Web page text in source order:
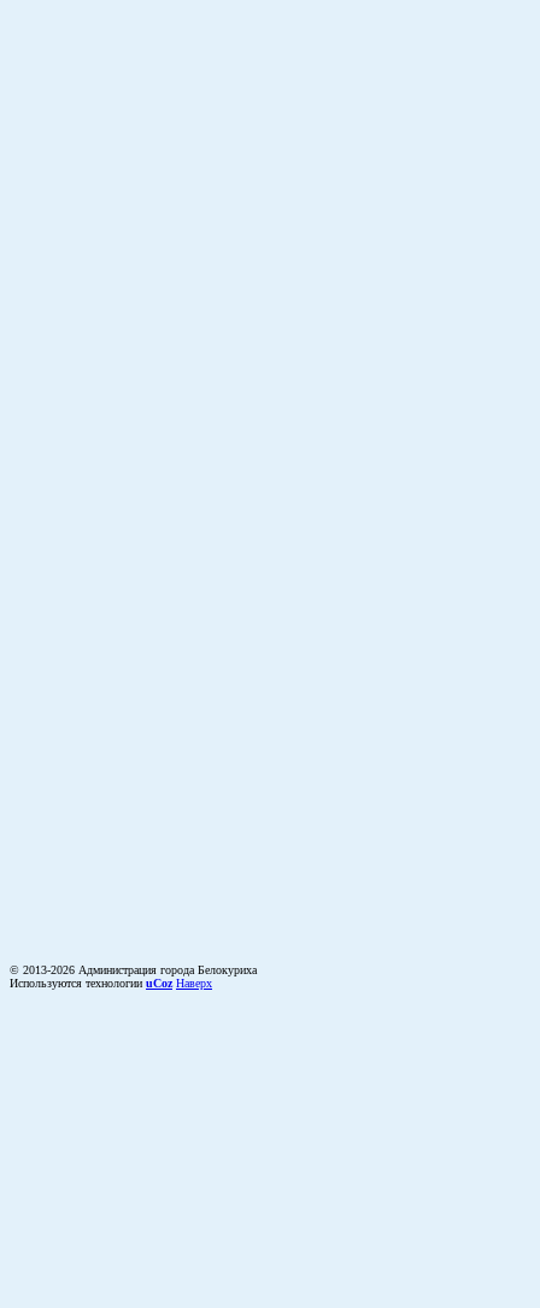
© 2013-2026 Администрация города Белокуриха
Используются технологии uCoz Наверх